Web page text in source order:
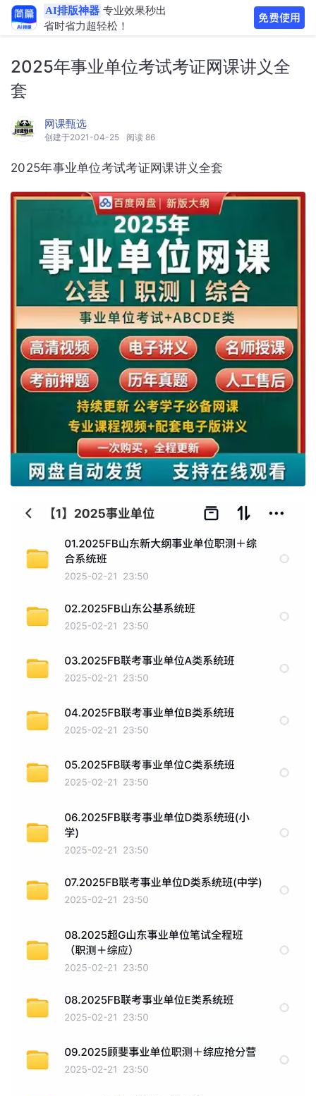
AI排版神器 专业效果秒出
省时省力超轻松！
2025年事业单位考试考证网课讲义全
套
网课甄选
创建于2021-04-25 阅读 86
2025年事业单位考试考证网课讲义全套